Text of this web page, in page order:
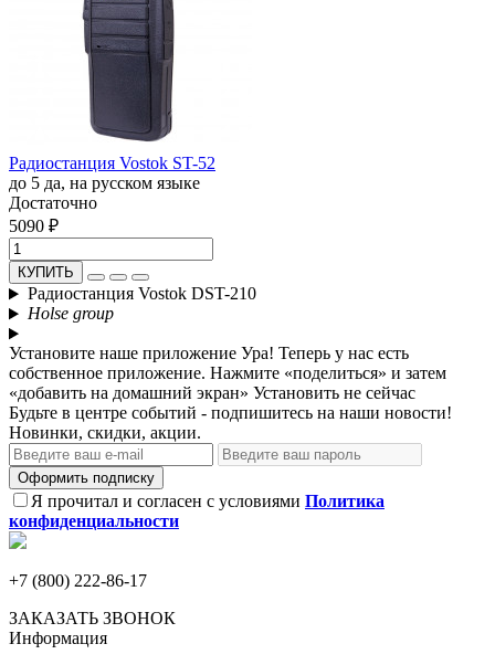
Радиостанция Vostok ST-52
до 5 да, на русском языке
Достаточно
5090 ₽
КУПИТЬ
Радиостанция Vostok DST-210
Holse group
Установите наше приложение Ура! Теперь у нас есть
собственное приложение. Нажмите «поделиться» и затем
«добавить на домашний экран» Установить не сейчас
Будьте в центре событий - подпишитесь на наши новости!
Новинки, скидки, акции.
Оформить подписку
Я прочитал и согласен с условиями Политика
конфиденциальности
+7 (800) 222-86-17
ЗАКАЗАТЬ ЗВОНОК
Информация